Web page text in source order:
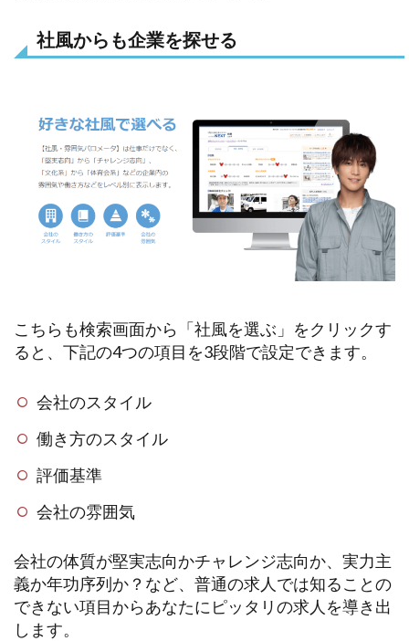
社風からも企業を探せる
こちらも検索画面から「社風を選ぶ」をクリックす
ると、下記の4つの項目を3段階で設定できます。
会社のスタイル
働き方のスタイル
評価基準
会社の雰囲気
会社の体質が堅実志向かチャレンジ志向か、実力主
義か年功序列か？など、普通の求人では知ることの
できない項目からあなたにピッタリの求人を導き出
します。